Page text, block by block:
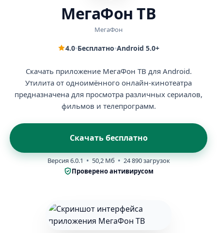
МегаФон ТВ
МегаФон
4.0•Бесплатно•Android 5.0+
Скачать приложение МегаФон ТВ для Android.
Утилита от одноимённого онлайн-кинотеатра
предназначена для просмотра различных сериалов,
фильмов и телепрограмм.
Скачать бесплатно
Версия 6.0.1 50,2 Мб
24 890 загрузок
Проверено антивирусом